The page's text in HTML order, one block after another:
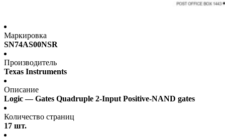
Маркировка
SN74AS00NSR
Производитель
Texas Instruments
Описание
Logic — Gates Quadruple 2-Input Positive-NAND gates
Количество страниц
17 шт.